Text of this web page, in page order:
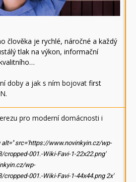
člověka je rychlé, náročné a každý
tlak na výkon, informační
doby a jak s ním bojovat first
.
pro moderní domácnosti i
alt='' src='https://www.novinkyin.cz/wp-
001.-Wiki-Favi-1-22x22.png'
wp-
001.-Wiki-Favi-1-44x44.png 2x'